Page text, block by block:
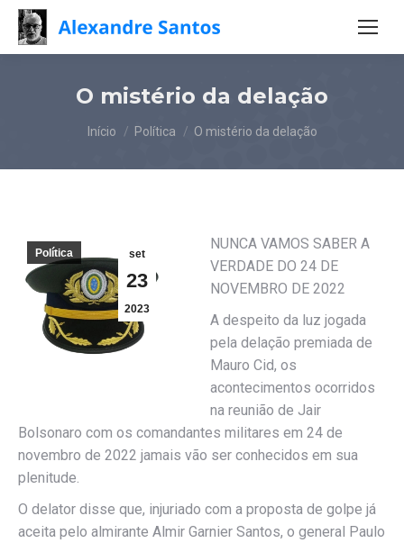
O mistério da delação
Você está aqui:
Início Política O mistério da delação
set
23
2023
Política
NUNCA VAMOS SABER A
VERDADE DO 24 DE
NOVEMBRO DE 2022
A despeito da luz jogada
pela delação premiada de
Mauro Cid, os
acontecimentos ocorridos
na reunião de Jair
Bolsonaro com os comandantes militares em 24 de
novembro de 2022 jamais vão ser conhecidos em sua
plenitude.
O delator disse que, injuriado com a proposta de golpe já
aceita pelo almirante Almir Garnier Santos, o general Paulo